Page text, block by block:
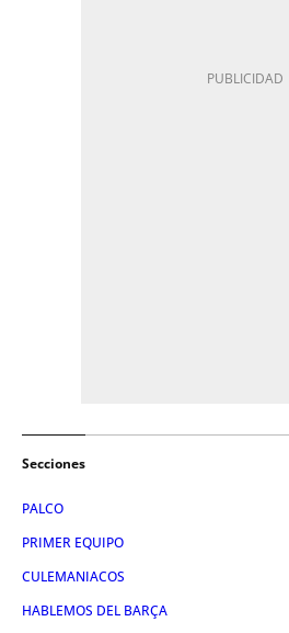
Secciones
PALCO
PRIMER EQUIPO
CULEMANIACOS
HABLEMOS DEL BARÇA